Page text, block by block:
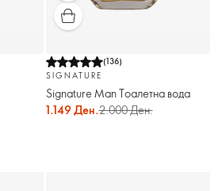
(136)
SIGNATURE
Signature Man Тоалетна вода
1.149 Ден.2.000 Ден.